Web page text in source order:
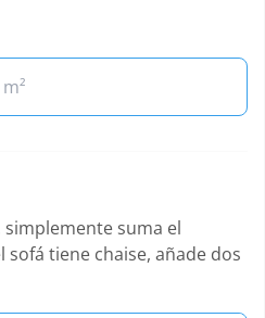
simplemente suma el
sofá tiene chaise, añade dos